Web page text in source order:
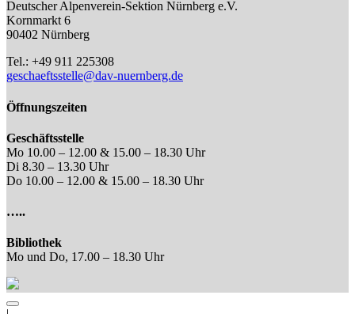
Deutscher Alpenverein-Sektion Nürnberg e.V.
Kornmarkt 6
90402 Nürnberg
Tel.: +49 911 225308
geschaeftsstelle@dav-nuernberg.de
Öffnungszeiten
Geschäftsstelle
Mo 10.00 – 12.00 & 15.00 – 18.30 Uhr
Di 8.30 – 13.30 Uhr
Do 10.00 – 12.00 & 15.00 – 18.30 Uhr
…..
Bibliothek
Mo und Do, 17.00 – 18.30 Uhr